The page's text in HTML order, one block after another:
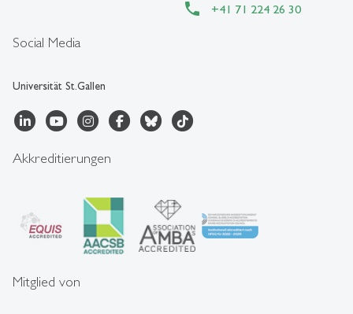
Social Media
Universität St.Gallen
+41 71 224 26 30
Akkreditierungen
Mitglied von